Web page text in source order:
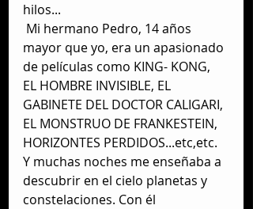
hilos...
mayor que yo, era un apasionado
de películas como KING- KONG,
EL HOMBRE INVISIBLE, EL
GABINETE DEL DOCTOR CALIGARI,
EL MONSTRUO DE FRANKESTEIN,
HORIZONTES PERDIDOS...etc,etc.
Y muchas noches me enseñaba a
descubrir en el cielo planetas y
constelaciones. Con él